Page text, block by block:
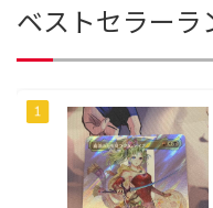
ベストセラーラ